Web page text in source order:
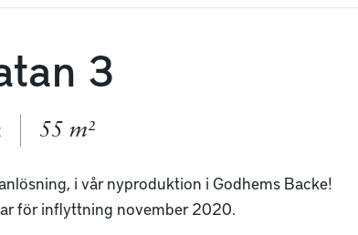
3
55 m²
i vår nyproduktion i Godhems Backe!
för inflyttning november 2020.